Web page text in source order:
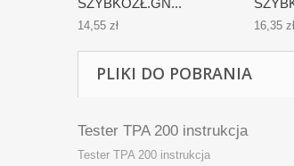
SZYBKOZŁ.GN...
14,55 zł 16,35 zł
PLIKI DO POBRANIA
Tester TPA 200 instrukcja
Tester TPA 200 instrukcja